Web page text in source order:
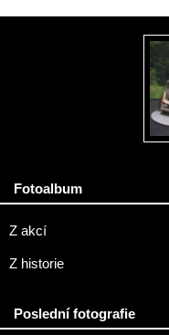
Fotoalbum
Z akcí
Z historie
Poslední fotografie